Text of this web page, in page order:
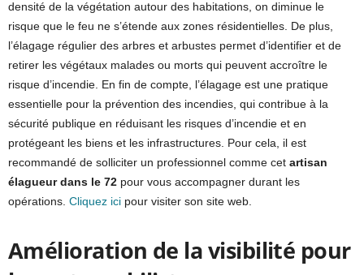
densité de la végétation autour des habitations, on diminue le
risque que le feu ne s’étende aux zones résidentielles. De plus,
l’élagage régulier des arbres et arbustes permet d’identifier et de
retirer les végétaux malades ou morts qui peuvent accroître le
risque d’incendie. En fin de compte, l’élagage est une pratique
essentielle pour la prévention des incendies, qui contribue à la
sécurité publique en réduisant les risques d’incendie et en
protégeant les biens et les infrastructures. Pour cela, il est
recommandé de solliciter un professionnel comme cet artisan
élagueur dans le 72 pour vous accompagner durant les
opérations. Cliquez ici pour visiter son site web.
Amélioration de la visibilité pour